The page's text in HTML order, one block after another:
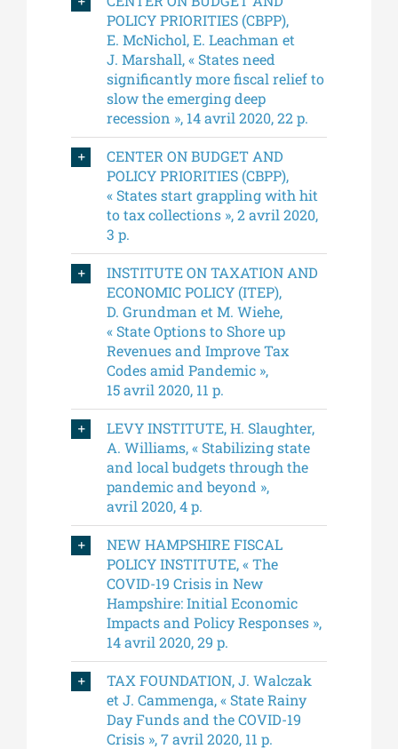
POLICY PRIORITIES (CBPP),
E. McNichol, E. Leachman et
J. Marshall, « States need
significantly more fiscal relief to
slow the emerging deep
recession », 14 avril 2020, 22 p.
CENTER ON BUDGET AND
POLICY PRIORITIES (CBPP),
« States start grappling with hit
to tax collections », 2 avril 2020,
3 p.
INSTITUTE ON TAXATION AND
ECONOMIC POLICY (ITEP),
D. Grundman et M. Wiehe,
« State Options to Shore up
Revenues and Improve Tax
Codes amid Pandemic »,
15 avril 2020, 11 p.
LEVY INSTITUTE, H. Slaughter,
A. Williams, « Stabilizing state
and local budgets through the
pandemic and beyond »,
avril 2020, 4 p.
NEW HAMPSHIRE FISCAL
POLICY INSTITUTE, « The
COVID-19 Crisis in New
Hampshire: Initial Economic
Impacts and Policy Responses »,
14 avril 2020, 29 p.
TAX FOUNDATION, J. Walczak
et J. Cammenga, « State Rainy
Day Funds and the COVID-19
Crisis », 7 avril 2020, 11 p.